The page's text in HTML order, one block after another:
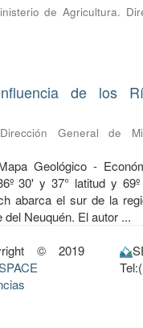
de Agricultura.
de los
Dirección General de
Geológico -
30' y 37° latitud y
abarca el sur de la
Neuquén. El autor ...
© 2019